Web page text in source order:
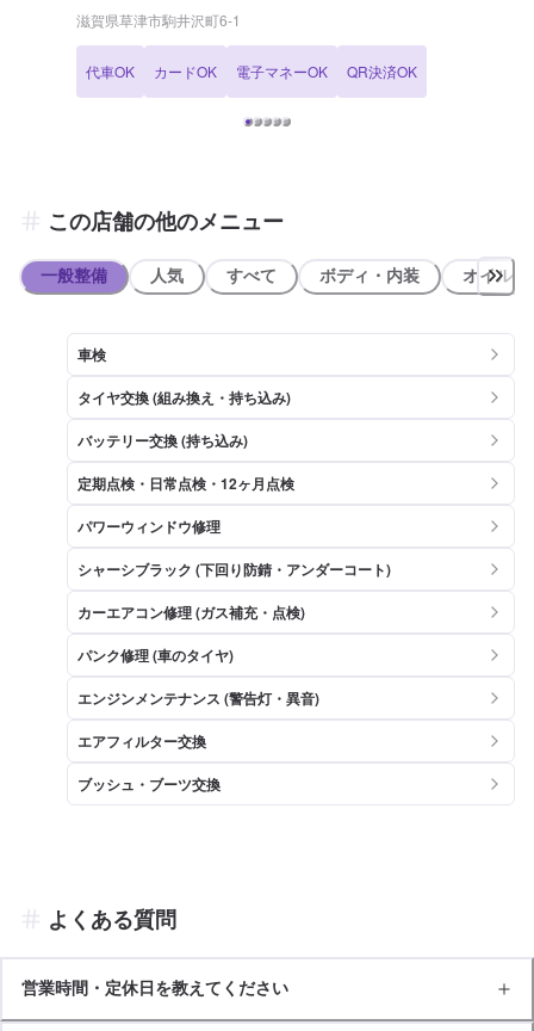
に関しても行うことが可能です！ お気軽にご相談くださいませ！
【営業時間】 [メンテナンス受付時間] 全日：9：00〜18：00 [給油営
LINE会員登録後、初回給油でガソリン5円/L offとなります！ 【サービ
スルームの詳細】 ✅トイレ ✅ゴミ箱 ✅自販機 ✅喫煙室 【資格保持者
が在籍】 当店では2級整備士が2名在籍しております。お車の整備・
滋賀県草津市駒井沢町6-1
代車OK カードOK 電子マネーOK QR決済OK
この店舗の他のメニュー
一般整備 人気 すべて ボディ・内装 オイル類
車検
タイヤ交換 (組み換え・持ち込み)
バッテリー交換 (持ち込み)
定期点検・日常点検・12ヶ月点検
パワーウィンドウ修理
シャーシブラック (下回り防錆・アンダーコート)
カーエアコン修理 (ガス補充・点検)
パンク修理 (車のタイヤ)
エンジンメンテナンス (警告灯・異音)
エアフィルター交換
ブッシュ・ブーツ交換
よくある質問
営業時間・定休日を教えてください